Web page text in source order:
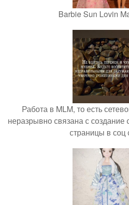
Barbie Sun Lovin
Работа в MLM, то есть
неразрывно связана с создание
страницы в соц